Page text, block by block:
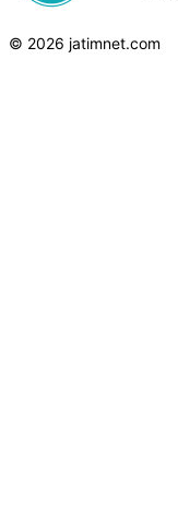
© 2026 jatimnet.com